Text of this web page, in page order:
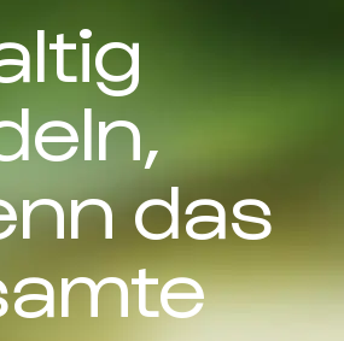
das